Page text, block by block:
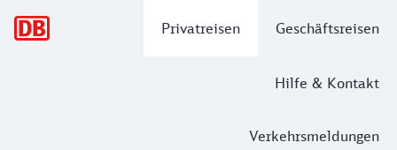
Privatreisen Geschäftsreisen
Hilfe & Kontakt
Verkehrsmeldungen